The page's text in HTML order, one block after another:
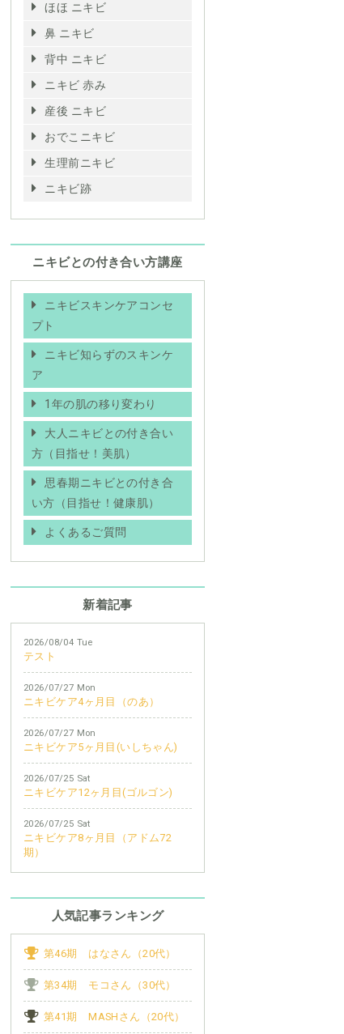
ほほ ニキビ
鼻 ニキビ
背中 ニキビ
ニキビ 赤み
産後 ニキビ
おでこニキビ
生理前ニキビ
ニキビ跡
ニキビとの付き合い方講座
ニキビスキンケアコンセ
プト
ニキビ知らずのスキンケ
ア
1年の肌の移り変わり
大人ニキビとの付き合い
方（目指せ！美肌）
思春期ニキビとの付き合
い方（目指せ！健康肌）
よくあるご質問
新着記事
2026/08/04 Tue
テスト
2026/07/27 Mon
ニキビケア4ヶ月目（のあ）
2026/07/27 Mon
ニキビケア5ヶ月目(いしちゃん)
2026/07/25 Sat
ニキビケア12ヶ月目(ゴルゴン)
2026/07/25 Sat
ニキビケア8ヶ月目（アドム72
期）
人気記事ランキング
第46期 はなさん（20代）
第34期 モコさん（30代）
第41期 MASHさん（20代）